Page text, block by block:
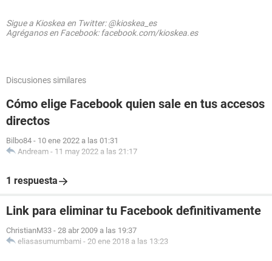
Sigue a Kioskea en Twitter: @kioskea_es
Agréganos en Facebook: facebook.com/kioskea.es
Discusiones similares
Cómo elige Facebook quien sale en tus accesos
directos
Bilbo84 - 10 ene 2022 a las 01:31
Andream - 11 may 2022 a las 21:17
1 respuesta
Link para eliminar tu Facebook definitivamente
ChristianM33 - 28 abr 2009 a las 19:37
eliasasumumbami - 20 ene 2018 a las 13:23